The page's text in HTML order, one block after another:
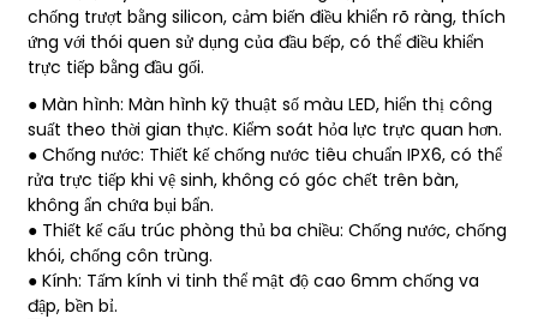
chống trượt bằng silicon, cảm biến điều khiển rõ ràng, thích
ứng với thói quen sử dụng của đầu bếp, có thể điều khiển
trực tiếp bằng đầu gối.
● Màn hình: Màn hình kỹ thuật số màu LED, hiển thị công
suất theo thời gian thực. Kiểm soát hỏa lực trực quan hơn.
● Chống nước: Thiết kế chống nước tiêu chuẩn IPX6, có thể
rửa trực tiếp khi vệ sinh, không có góc chết trên bàn,
không ẩn chứa bụi bẩn.
● Thiết kế cấu trúc phòng thủ ba chiều: Chống nước, chống
khói, chống côn trùng.
● Kính: Tấm kính vi tinh thể mật độ cao 6mm chống va
đập, bền bỉ.